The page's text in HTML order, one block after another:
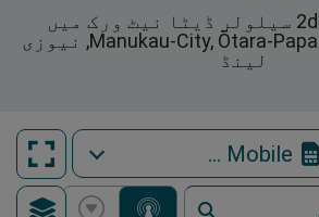
2degrees Mobile سیلولر ڈیٹا نیٹ ورک میں
Manukau-City, Ōtara-Papatoetoe, Auckland, نیوزی
لینڈ
2degrees Mobile